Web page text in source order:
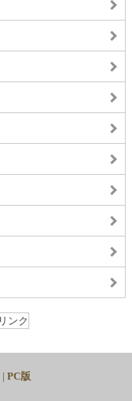
| PC版